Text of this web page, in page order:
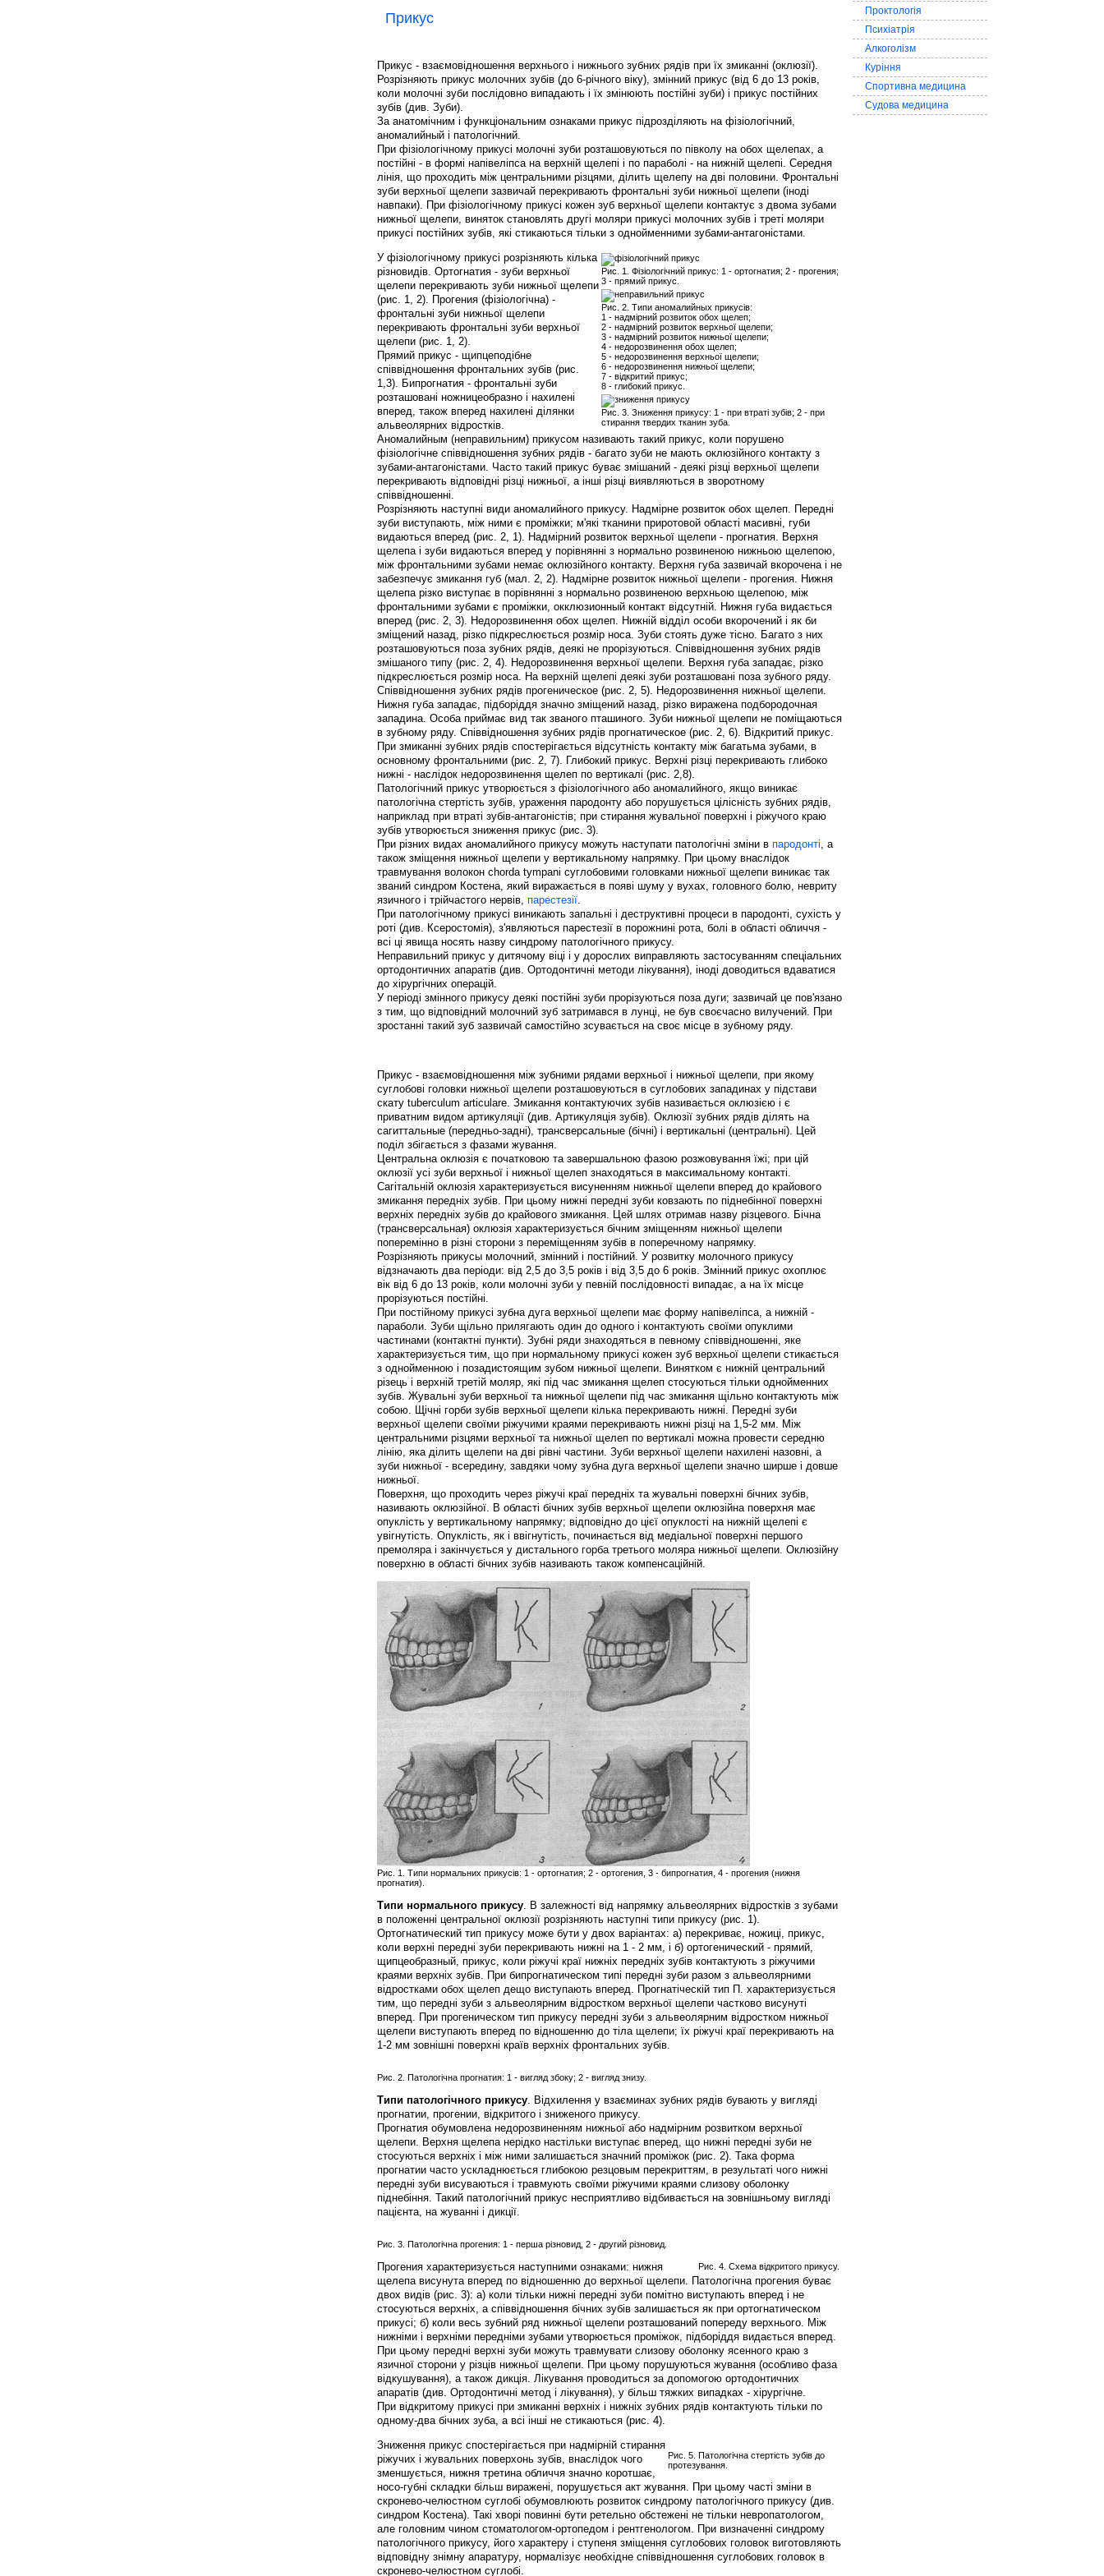
Прикус
Прикус - взаємовідношення верхнього і нижнього зубних рядів при їх змиканні (оклюзії).
Розрізняють прикус молочних зубів (до 6-річного віку), змінний прикус (від 6 до 13 років,
коли молочні зуби послідовно випадають і їх змінюють постійні зуби) і прикус постійних
зубів (див. Зуби).
За анатомічним і функціональним ознаками прикус підрозділяють на фізіологічний,
аномалийный і патологічний.
При фізіологічному прикусі молочні зуби розташовуються по півколу на обох щелепах, а
постійні - в формі напівеліпса на верхній щелепі і по параболі - на нижній щелепі. Середня
лінія, що проходить між центральними різцями, ділить щелепу на дві половини. Фронтальні
зуби верхньої щелепи зазвичай перекривають фронтальні зуби нижньої щелепи (іноді
навпаки). При фізіологічному прикусі кожен зуб верхньої щелепи контактує з двома зубами
нижньої щелепи, виняток становлять другі моляри прикусі молочних зубів і треті моляри
прикусі постійних зубів, які стикаються тільки з однойменними зубами-антагоністами.
Рис. 1. Фізіологічний прикус: 1 - ортогнатия; 2 - прогения;
3 - прямий прикус.
Рис. 2. Типи аномалийных прикусів:
1 - надмірний розвиток обох щелеп;
2 - надмірний розвиток верхньої щелепи;
3 - надмірний розвиток нижньої щелепи;
4 - недорозвинення обох щелеп;
5 - недорозвинення верхньої щелепи;
6 - недорозвинення нижньої щелепи;
7 - відкритий прикус;
8 - глибокий прикус.
Рис. 3. Зниження прикусу: 1 - при втраті зубів; 2 - при
стирання твердих тканин зуба.
У фізіологічному прикусі розрізняють кілька
різновидів. Ортогнатия - зуби верхньої
щелепи перекривають зуби нижньої щелепи
(рис. 1, 2). Прогения (фізіологічна) -
фронтальні зуби нижньої щелепи
перекривають фронтальні зуби верхньої
щелепи (рис. 1, 2).
Прямий прикус - щипцеподібне
співвідношення фронтальних зубів (рис.
1,3). Бипрогнатия - фронтальні зуби
розташовані ножницеобразно і нахилені
вперед, також вперед нахилені ділянки
альвеолярних відростків.
Аномалийным (неправильним) прикусом називають такий прикус, коли порушено
фізіологічне співвідношення зубних рядів - багато зуби не мають оклюзійного контакту з
зубами-антагоністами. Часто такий прикус буває змішаний - деякі різці верхньої щелепи
перекривають відповідні різці нижньої, а інші різці виявляються в зворотному
співвідношенні.
Розрізняють наступні види аномалийного прикусу. Надмірне розвиток обох щелеп. Передні
зуби виступають, між ними є проміжки; м'які тканини приротовой області масивні, губи
видаються вперед (рис. 2, 1). Надмірний розвиток верхньої щелепи - прогнатия. Верхня
щелепа і зуби видаються вперед у порівнянні з нормально розвиненою нижньою щелепою,
між фронтальними зубами немає оклюзійного контакту. Верхня губа зазвичай вкорочена і не
забезпечує змикання губ (мал. 2, 2). Надмірне розвиток нижньої щелепи - прогения. Нижня
щелепа різко виступає в порівнянні з нормально розвиненою верхньою щелепою, між
фронтальними зубами є проміжки, окклюзионный контакт відсутній. Нижня губа видається
вперед (рис. 2, 3). Недорозвинення обох щелеп. Нижній відділ особи вкорочений і як би
зміщений назад, різко підкреслюється розмір носа. Зуби стоять дуже тісно. Багато з них
розташовуються поза зубних рядів, деякі не прорізуються. Співвідношення зубних рядів
змішаного типу (рис. 2, 4). Недорозвинення верхньої щелепи. Верхня губа западає, різко
підкреслюється розмір носа. На верхній щелепі деякі зуби розташовані поза зубного ряду.
Співвідношення зубних рядів прогеническое (рис. 2, 5). Недорозвинення нижньої щелепи.
Нижня губа западає, підборіддя значно зміщений назад, різко виражена подбородочная
западина. Особа приймає вид так званого пташиного. Зуби нижньої щелепи не поміщаються
в зубному ряду. Співвідношення зубних рядів прогнатическое (рис. 2, 6). Відкритий прикус.
При змиканні зубних рядів спостерігається відсутність контакту між багатьма зубами, в
основному фронтальними (рис. 2, 7). Глибокий прикус. Верхні різці перекривають глибоко
нижні - наслідок недорозвинення щелеп по вертикалі (рис. 2,8).
Патологічний прикус утворюється з фізіологічного або аномалийного, якщо виникає
патологічна стертість зубів, ураження пародонту або порушується цілісність зубних рядів,
наприклад при втраті зубів-антагоністів; при стирання жувальної поверхні і ріжучого краю
зубів утворюється зниження прикус (рис. 3).
При різних видах аномалийного прикусу можуть наступати патологічні зміни в пародонті, а
також зміщення нижньої щелепи у вертикальному напрямку. При цьому внаслідок
травмування волокон chorda tympani суглобовими головками нижньої щелепи виникає так
званий синдром Костена, який виражається в появі шуму у вухах, головного болю, невриту
язичного і трійчастого нервів, парестезії.
При патологічному прикусі виникають запальні і деструктивні процеси в пародонті, сухість у
роті (див. Ксеростомія), з'являються парестезії в порожнині рота, болі в області обличчя -
всі ці явища носять назву синдрому патологічного прикусу.
Неправильний прикус у дитячому віці і у дорослих виправляють застосуванням спеціальних
ортодонтичних апаратів (див. Ортодонтичні методи лікування), іноді доводиться вдаватися
до хірургічних операцій.
У періоді змінного прикусу деякі постійні зуби прорізуються поза дуги; зазвичай це пов'язано
з тим, що відповідний молочний зуб затримався в лунці, не був своєчасно вилучений. При
зростанні такий зуб зазвичай самостійно зсувається на своє місце в зубному ряду.
Прикус - взаємовідношення між зубними рядами верхньої і нижньої щелепи, при якому
суглобові головки нижньої щелепи розташовуються в суглобових западинах у підстави
скату tuberculum articulare. Змикання контактуючих зубів називається оклюзією і є
приватним видом артикуляції (див. Артикуляція зубів). Оклюзії зубних рядів ділять на
сагиттальные (передньо-задні), трансверсальные (бічні) і вертикальні (центральні). Цей
поділ збігається з фазами жування.
Центральна оклюзія є початковою та завершальною фазою розжовування їжі; при цій
оклюзії усі зуби верхньої і нижньої щелеп знаходяться в максимальному контакті.
Сагітальній оклюзія характеризується висуненням нижньої щелепи вперед до крайового
змикання передніх зубів. При цьому нижні передні зуби ковзають по піднебінної поверхні
верхніх передніх зубів до крайового змикання. Цей шлях отримав назву різцевого. Бічна
(трансверсальная) оклюзія характеризується бічним зміщенням нижньої щелепи
поперемінно в різні сторони з переміщенням зубів в поперечному напрямку.
Розрізняють прикусы молочний, змінний і постійний. У розвитку молочного прикусу
відзначають два періоди: від 2,5 до 3,5 років і від 3,5 до 6 років. Змінний прикус охоплює
вік від 6 до 13 років, коли молочні зуби у певній послідовності випадає, а на їх місце
прорізуються постійні.
При постійному прикусі зубна дуга верхньої щелепи має форму напівеліпса, а нижній -
параболи. Зуби щільно прилягають один до одного і контактують своїми опуклими
частинами (контактні пункти). Зубні ряди знаходяться в певному співвідношенні, яке
характеризується тим, що при нормальному прикусі кожен зуб верхньої щелепи стикається
з однойменною і позадистоящим зубом нижньої щелепи. Винятком є нижній центральний
різець і верхній третій моляр, які під час змикання щелеп стосуються тільки однойменних
зубів. Жувальні зуби верхньої та нижньої щелепи під час змикання щільно контактують між
собою. Щічні горби зубів верхньої щелепи кілька перекривають нижні. Передні зуби
верхньої щелепи своїми ріжучими краями перекривають нижні різці на 1,5-2 мм. Між
центральними різцями верхньої та нижньої щелеп по вертикалі можна провести середню
лінію, яка ділить щелепи на дві рівні частини. Зуби верхньої щелепи нахилені назовні, а
зуби нижньої - всередину, завдяки чому зубна дуга верхньої щелепи значно ширше і довше
нижньої.
Поверхня, що проходить через ріжучі краї передніх та жувальні поверхні бічних зубів,
називають оклюзійної. В області бічних зубів верхньої щелепи оклюзійна поверхня має
опуклість у вертикальному напрямку; відповідно до цієї опуклості на нижній щелепі є
увігнутість. Опуклість, як і ввігнутість, починається від медіальної поверхні першого
премоляра і закінчується у дистального горба третього моляра нижньої щелепи. Оклюзійну
поверхню в області бічних зубів називають також компенсаційній.
Рис. 1. Типи нормальних прикусів: 1 - ортогнатия; 2 - ортогения, 3 - бипрогнатия, 4 - прогения (нижня
прогнатия).
Типи нормального прикусу. В залежності від напрямку альвеолярних відростків з зубами
в положенні центральної оклюзії розрізняють наступні типи прикусу (рис. 1).
Ортогнатический тип прикусу може бути у двох варіантах: а) перекриває, ножиці, прикус,
коли верхні передні зуби перекривають нижні на 1 - 2 мм, і б) ортогенический - прямий,
щипцеобразный, прикус, коли ріжучі краї нижніх передніх зубів контактують з ріжучими
краями верхніх зубів. При бипрогнатическом типі передні зуби разом з альвеолярними
відростками обох щелеп дещо виступають вперед. Прогнатіческій тип П. характеризується
тим, що передні зуби з альвеолярним відростком верхньої щелепи частково висунуті
вперед. При прогеническом тип прикусу передні зуби з альвеолярним відростком нижньої
щелепи виступають вперед по відношенню до тіла щелепи; їх ріжучі краї перекривають на
1-2 мм зовнішні поверхні країв верхніх фронтальних зубів.
Рис. 2. Патологічна прогнатия: 1 - вигляд збоку; 2 - вигляд знизу.
Типи патологічного прикусу. Відхилення у взаєминах зубних рядів бувають у вигляді
прогнатии, прогении, відкритого і зниженого прикусу.
Прогнатия обумовлена недорозвиненням нижньої або надмірним розвитком верхньої
щелепи. Верхня щелепа нерідко настільки виступає вперед, що нижні передні зуби не
стосуються верхніх і між ними залишається значний проміжок (рис. 2). Така форма
прогнатии часто ускладнюється глибокою резцовым перекриттям, в результаті чого нижні
передні зуби висуваються і травмують своїми ріжучими краями слизову оболонку
піднебіння. Такий патологічний прикус несприятливо відбивається на зовнішньому вигляді
пацієнта, на жуванні і дикції.
Рис. 3. Патологічна прогения: 1 - перша різновид, 2 - другий різновид.
Рис. 4. Схема відкритого прикусу.
Прогения характеризується наступними ознаками: нижня
щелепа висунута вперед по відношенню до верхньої щелепи. Патологічна прогения буває
двох видів (рис. 3): а) коли тільки нижні передні зуби помітно виступають вперед і не
стосуються верхніх, а співвідношення бічних зубів залишається як при ортогнатическом
прикусі; б) коли весь зубний ряд нижньої щелепи розташований попереду верхнього. Між
нижніми і верхніми передніми зубами утворюється проміжок, підборіддя видається вперед.
При цьому передні верхні зуби можуть травмувати слизову оболонку ясенного краю з
язичної сторони у різців нижньої щелепи. При цьому порушуються жування (особливо фаза
відкушування), а також дикція. Лікування проводиться за допомогою ортодонтичних
апаратів (див. Ортодонтичні метод і лікування), у більш тяжких випадках - хірургічне.
При відкритому прикусі при змиканні верхніх і нижніх зубних рядів контактують тільки по
одному-два бічних зуба, а всі інші не стикаються (рис. 4).
Рис. 5. Патологічна стертість зубів до
протезування.
Зниження прикус спостерігається при надмірній стирання
ріжучих і жувальних поверхонь зубів, внаслідок чого
зменшується, нижня третина обличчя значно коротшає,
носо-губні складки більш виражені, порушується акт жування. При цьому часті зміни в
скронево-челюстном суглобі обумовлюють розвиток синдрому патологічного прикусу (див.
синдром Костена). Такі хворі повинні бути ретельно обстежені не тільки невропатологом,
але головним чином стоматологом-ортопедом і рентгенологом. При визначенні синдрому
патологічного прикусу, його характеру і ступеня зміщення суглобових головок виготовляють
відповідну знімну апаратуру, нормалізує необхідне співвідношення суглобових головок в
скронево-челюстном суглобі.
Проктологія
Психіатрія
Алкоголізм
Куріння
Спортивна медицина
Судова медицина